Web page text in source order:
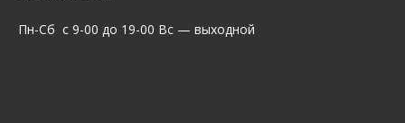
Пн-Сб с 9-00 до 19-00 Вс — выходной